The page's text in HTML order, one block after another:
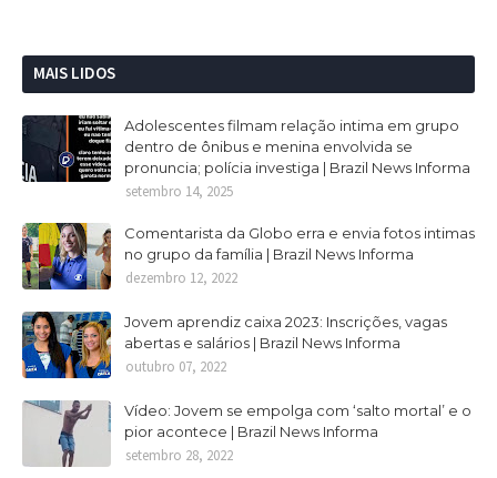
MAIS LIDOS
Adolescentes filmam relação intima em grupo
dentro de ônibus e menina envolvida se
pronuncia; polícia investiga | Brazil News Informa
setembro 14, 2025
Comentarista da Globo erra e envia fotos intimas
no grupo da família | Brazil News Informa
dezembro 12, 2022
Jovem aprendiz caixa 2023: Inscrições, vagas
abertas e salários | Brazil News Informa
outubro 07, 2022
Vídeo: Jovem se empolga com ‘salto mortal’ e o
pior acontece | Brazil News Informa
setembro 28, 2022